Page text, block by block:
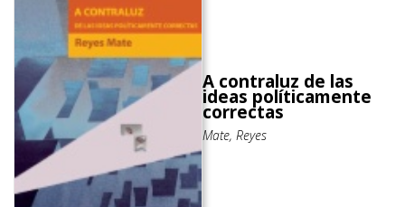
A contraluz de las
ideas políticamente
correctas
Mate, Reyes